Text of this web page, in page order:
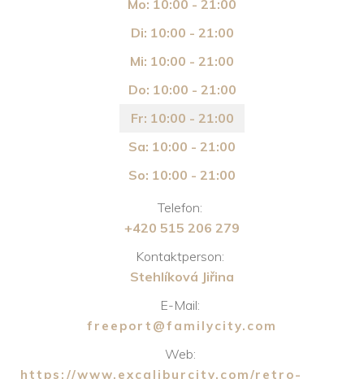
Mo: 10:00 - 21:00
Di: 10:00 - 21:00
Mi: 10:00 - 21:00
Do: 10:00 - 21:00
Fr: 10:00 - 21:00
Sa: 10:00 - 21:00
So: 10:00 - 21:00
Telefon:
+420 515 206 279
Kontaktperson:
Stehlíková Jiřina
E-Mail:
freeport@familycity.com
Web:
https://www.excaliburcity.com/retro-